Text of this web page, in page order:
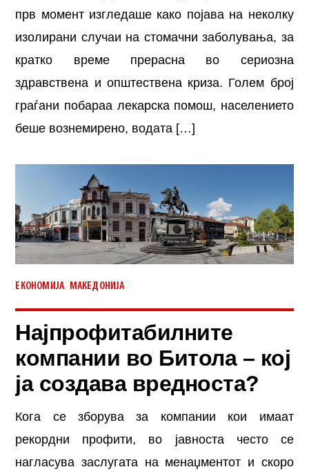
прв момент изгледаше како појава на неколку
изолирани случаи на стомачни заболувања, за
кратко време прерасна во сериозна
здравствена и општествена криза. Голем број
граѓани побараа лекарска помош, населението
беше вознемирено, водата […]
ЕКОНОМИЈА МАКЕДОНИЈА
Најпрофитабилните
компании во Битола – кој
ја создава вредноста?
Кога се зборува за компании кои имаат
рекордни профити, во јавноста често се
нагласува заслугата на менаџментот и скоро